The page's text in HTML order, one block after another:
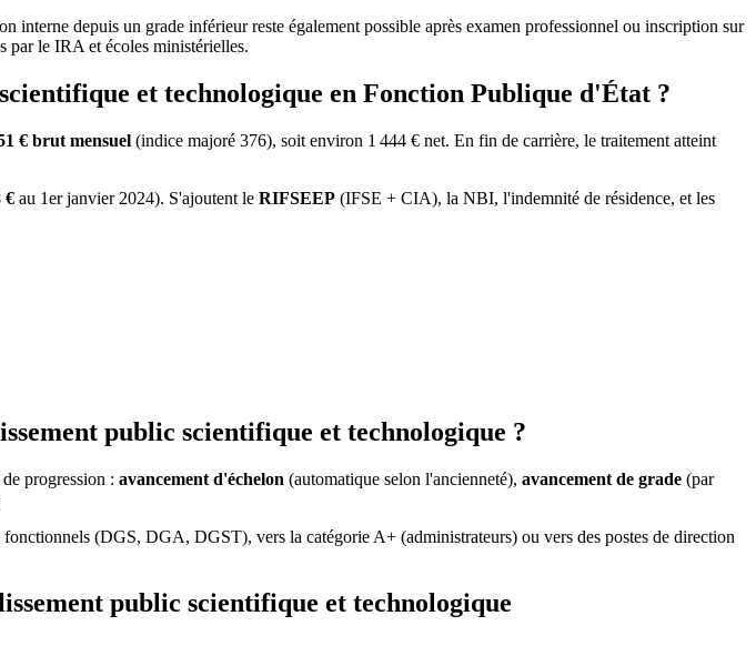
depuis un grade inférieur reste également possible après examen professionnel ou inscription sur
par le IRA et écoles ministérielles.
et technologique en Fonction Publique d'État ?
€ brut mensuel (indice majoré 376), soit environ 1 444 € net. En fin de carrière, le traitement atteint
€ au 1er janvier 2024). S'ajoutent le RIFSEEP (IFSE + CIA), la NBI, l'indemnité de résidence, et les
public scientifique et technologique ?
progression : avancement d'échelon (automatique selon l'ancienneté), avancement de grade (par
(DGS, DGA, DGST), vers la catégorie A+ (administrateurs) ou vers des postes de direction
public scientifique et technologique